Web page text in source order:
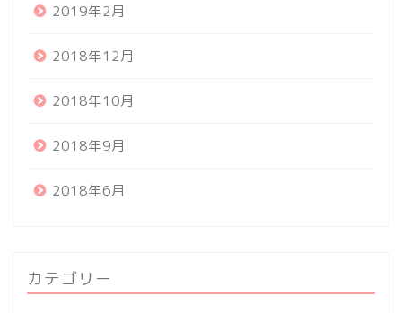
2019年2月
2018年12月
2018年10月
2018年9月
2018年6月
カテゴリー